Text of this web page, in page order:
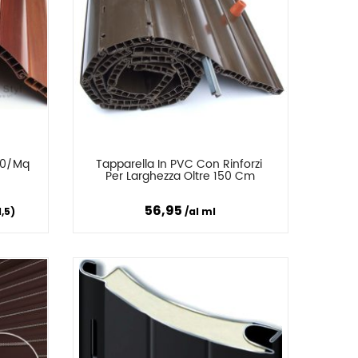
mq Tapparella In PVC Con Rinforzi
Per Larghezza Oltre 150 Cm
56,95 al ml
Confronta